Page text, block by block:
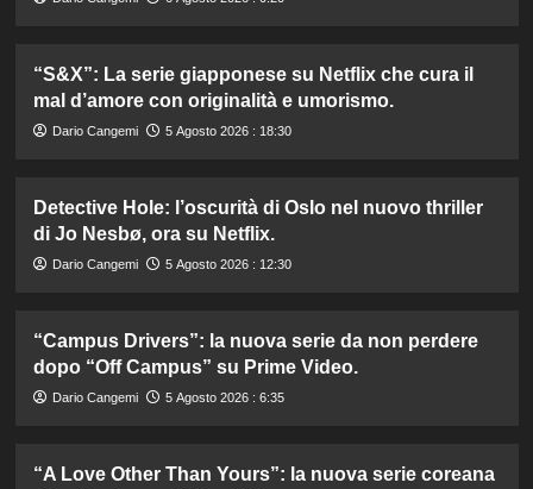
“S&X”: La serie giapponese su Netflix che cura il
mal d’amore con originalità e umorismo.
Dario Cangemi 5 Agosto 2026 : 18:30
Detective Hole: l’oscurità di Oslo nel nuovo thriller
di Jo Nesbø, ora su Netflix.
Dario Cangemi 5 Agosto 2026 : 12:30
“Campus Drivers”: la nuova serie da non perdere
dopo “Off Campus” su Prime Video.
Dario Cangemi 5 Agosto 2026 : 6:35
“A Love Other Than Yours”: la nuova serie coreana